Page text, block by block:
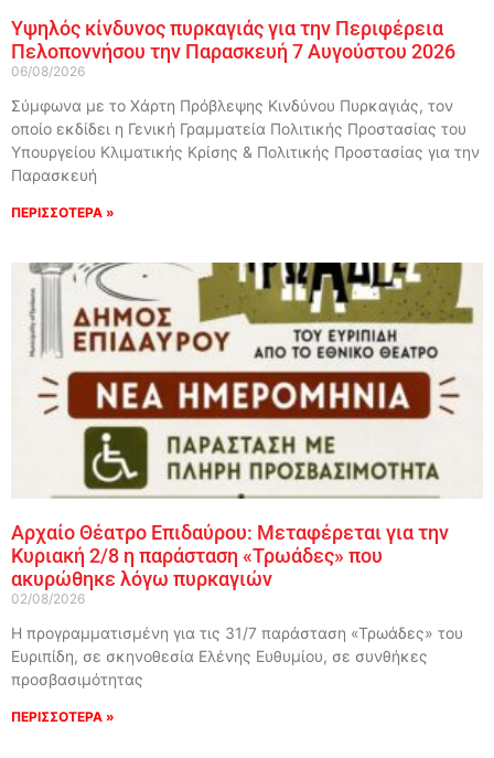
Υψηλός κίνδυνος πυρκαγιάς για την Περιφέρεια
Πελοποννήσου την Παρασκευή 7 Αυγούστου 2026
06/08/2026
Σύμφωνα με το Χάρτη Πρόβλεψης Κινδύνου Πυρκαγιάς, τον
οποίο εκδίδει η Γενική Γραμματεία Πολιτικής Προστασίας του
Υπουργείου Κλιματικής Κρίσης & Πολιτικής Προστασίας για την
Παρασκευή
ΠΕΡΙΣΣΟΤΕΡΑ »
Αρχαίο Θέατρο Επιδαύρου: Μεταφέρεται για την
Κυριακή 2/8 η παράσταση «Τρωάδες» που
ακυρώθηκε λόγω πυρκαγιών
02/08/2026
Η προγραμματισμένη για τις 31/7 παράσταση «Τρωάδες» του
Ευριπίδη, σε σκηνοθεσία Ελένης Ευθυμίου, σε συνθήκες
προσβασιμότητας
ΠΕΡΙΣΣΟΤΕΡΑ »